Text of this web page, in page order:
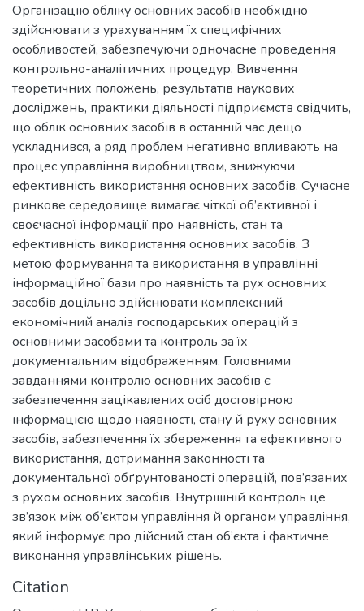
Організацію обліку основних засобів необхідно
здійснювати з урахуванням їх специфічних
особливостей, забезпечуючи одночасне проведення
контрольно-аналітичних процедур. Вивчення
теоретичних положень, результатів наукових
досліджень, практики діяльності підприємств свідчить,
що облік основних засобів в останній час дещо
ускладнився, а ряд проблем негативно впливають на
процес управління виробництвом, знижуючи
ефективність використання основних засобів. Сучасне
ринкове середовище вимагає чіткої об’єктивної і
своєчасної інформації про наявність, стан та
ефективність використання основних засобів. З
метою формування та використання в управлінні
інформаційної бази про наявність та рух основних
засобів доцільно здійснювати комплексний
економічний аналіз господарських операцій з
основними засобами та контроль за їх
документальним відображенням. Головними
завданнями контролю основних засобів є
забезпечення зацікавлених осіб достовірною
інформацією щодо наявності, стану й руху основних
засобів, забезпечення їх збереження та ефективного
використання, дотримання законності та
документальної обґрунтованості операцій, пов’язаних
з рухом основних засобів. Внутрішній контроль це
зв’язок між об’єктом управління й органом управління,
який інформує про дійсний стан об’єкта і фактичне
виконання управлінських рішень.
Citation